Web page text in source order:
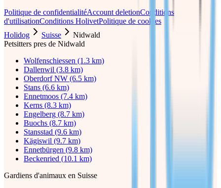
Politique de confidentialitéAccount deletionConditions
d'utilisationConditions HolivetPolitique de cookies
Holidog
Suisse
Nidwald
Petsitters pres de Nidwald
Wolfenschiessen (1.3 km)
Dallenwil (3.8 km)
Oberdorf NW (6.5 km)
Stans (6.6 km)
Ennetmoos (7.4 km)
Kerns (8.3 km)
Engelberg (8.7 km)
Buochs (8.7 km)
Stansstad (9.6 km)
Kägiswil (9.7 km)
Ennetbürgen (9.8 km)
Beckenried (10.1 km)
Gardiens d'animaux en Suisse